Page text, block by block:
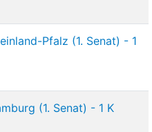
Pfalz (1. Senat) - 1
(1. Senat) - 1 K